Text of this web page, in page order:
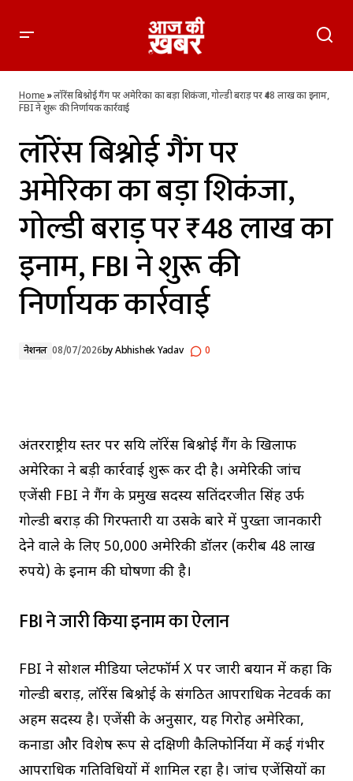
का इनाम, FBI ने शुरू की निर्णायक कार्रवाई
Home»लॉरेंस बिश्नोई गैंग पर अमेरिका का बड़ा शिकंजा, गोल्डी बराड़ पर ₹48 लाख का इनाम,
FBI ने शुरू की निर्णायक कार्रवाई
लॉरेंस बिश्नोई गैंग पर
अमेरिका का बड़ा शिकंजा,
गोल्डी बराड़ पर ₹48 लाख का
इनाम, FBI ने शुरू की
निर्णायक कार्रवाई
नेशनल 08/07/2026byAbhishek Yadav 0
अंतरराष्ट्रीय स्तर पर सक्रिय लॉरेंस बिश्नोई गैंग के खिलाफ
अमेरिका ने बड़ी कार्रवाई शुरू कर दी है। अमेरिकी जांच
एजेंसी FBI ने गैंग के प्रमुख सदस्य सतिंदरजीत सिंह उर्फ
गोल्डी बराड़ की गिरफ्तारी या उसके बारे में पुख्ता जानकारी
देने वाले के लिए 50,000 अमेरिकी डॉलर (करीब 48 लाख
रुपये) के इनाम की घोषणा की है।
FBI ने जारी किया इनाम का ऐलान
FBI ने सोशल मीडिया प्लेटफॉर्म X पर जारी बयान में कहा कि
गोल्डी बराड़, लॉरेंस बिश्नोई के संगठित आपराधिक नेटवर्क का
अहम सदस्य है। एजेंसी के अनुसार, यह गिरोह अमेरिका,
कनाडा और विशेष रूप से दक्षिणी कैलिफोर्निया में कई गंभीर
आपराधिक गतिविधियों में शामिल रहा है। जांच एजेंसियों का